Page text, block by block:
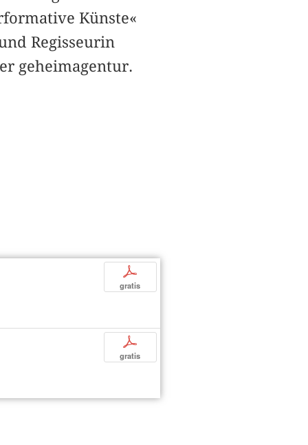
Künste«
Regisseurin
geheimagentur.
p
gratis
p
gratis